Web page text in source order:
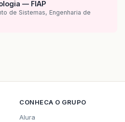
— FIAP
de Sistemas, Engenharia de
CONHECA O GRUPO
Alura